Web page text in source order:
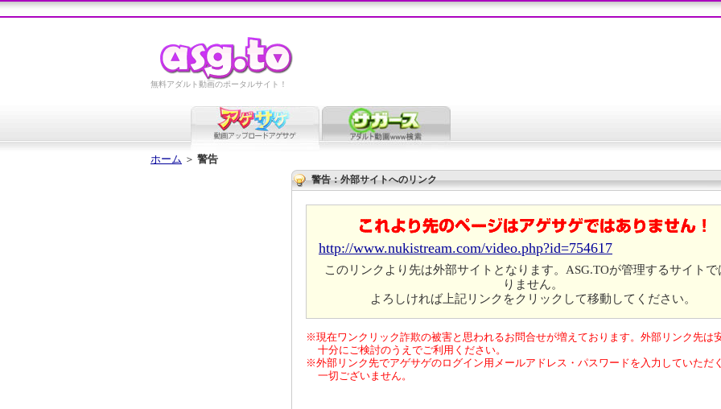
無料アダルト動画のポータルサイト！
ホーム ＞ 警告
警告：外部サイトへのリンク
http://www.nukistream.com/video.php?id=754617
このリンクより先は外部サイトとなります。ASG.TOが管理するサイトで
りません。
よろしければ上記リンクをクリックして移動してください。
※現在ワンクリック詐欺の被害と思われるお問合せが増えております。外部リンク先は
十分にご検討のうえでご利用ください。
※外部リンク先でアゲサゲのログイン用メールアドレス・パスワードを入力していただ
一切ございません。